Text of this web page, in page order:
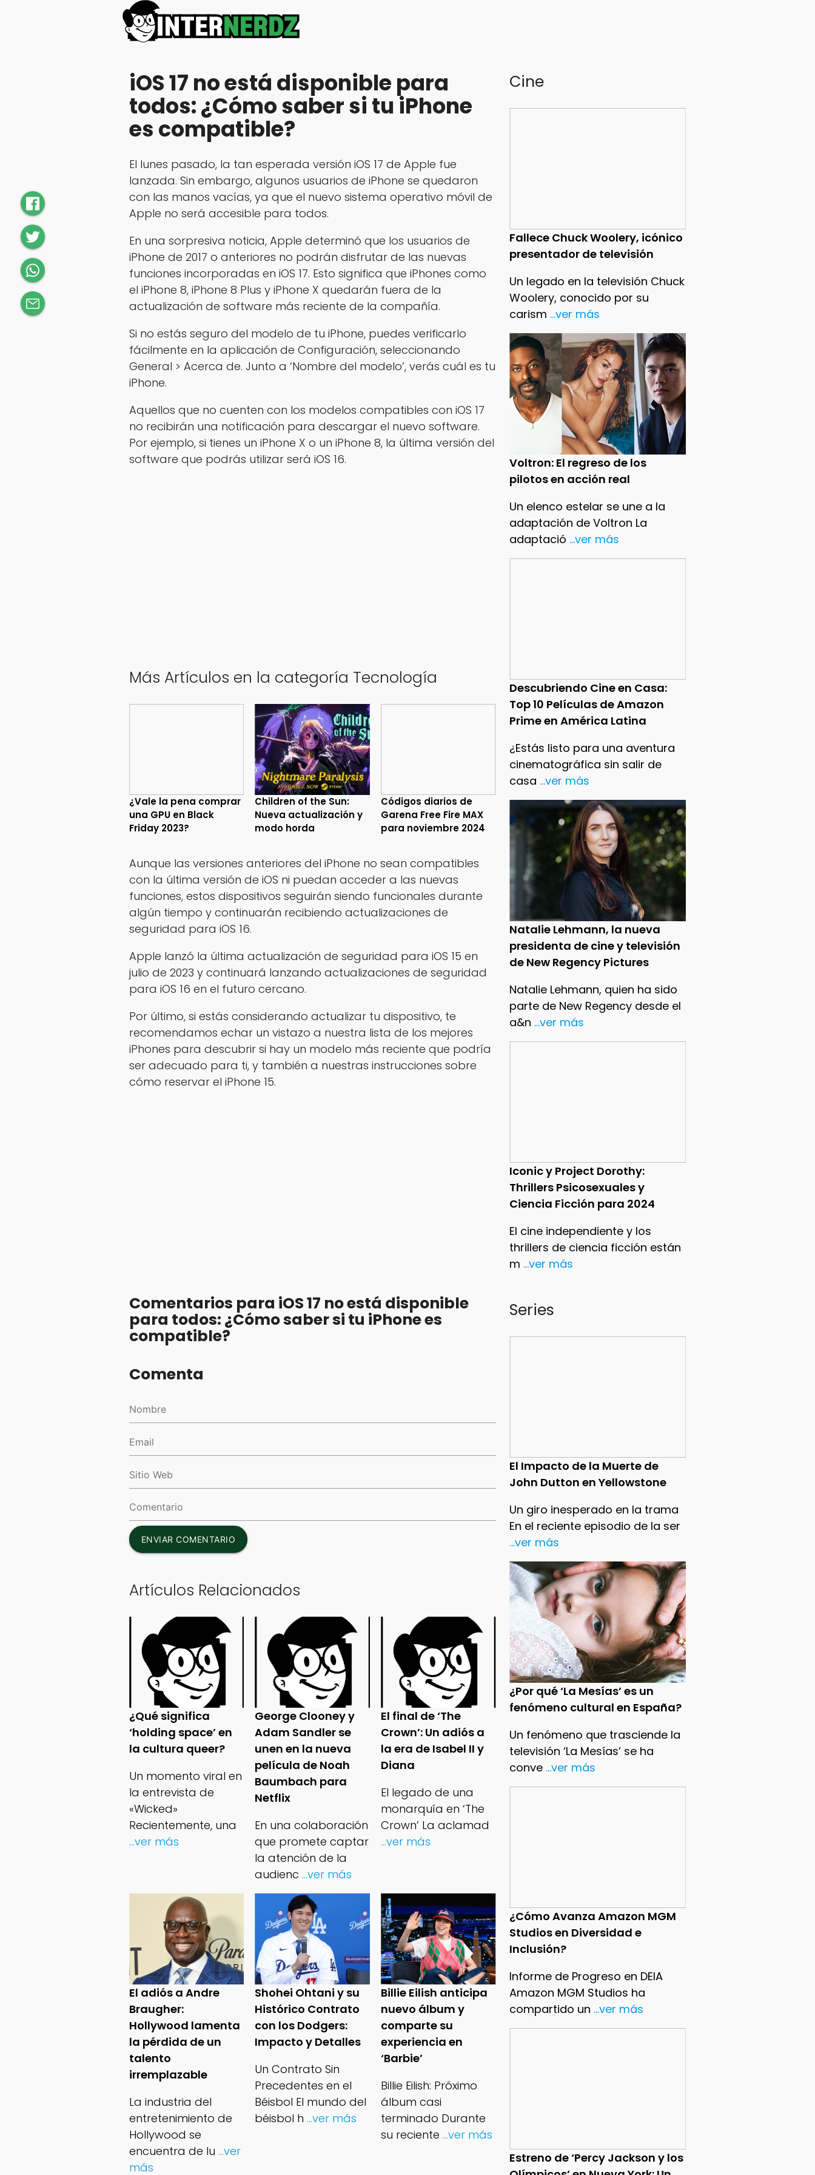
Cine
Fallece Chuck Woolery, icónico
presentador de televisión
Un legado en la televisión Chuck
Woolery, conocido por su
carism ...ver más
Voltron: El regreso de los
pilotos en acción real
Un elenco estelar se une a la
adaptación de Voltron La
adaptació ...ver más
Descubriendo Cine en Casa:
Top 10 Películas de Amazon
Prime en América Latina
¿Estás listo para una aventura
cinematográfica sin salir de
casa ...ver más
Natalie Lehmann, la nueva
presidenta de cine y televisión
de New Regency Pictures
Natalie Lehmann, quien ha sido
parte de New Regency desde el
a&n ...ver más
Iconic y Project Dorothy:
Thrillers Psicosexuales y
Ciencia Ficción para 2024
El cine independiente y los
thrillers de ciencia ficción están
m ...ver más
Series
El Impacto de la Muerte de
John Dutton en Yellowstone
Un giro inesperado en la trama
En el reciente episodio de la ser
...ver más
¿Por qué ‘La Mesías’ es un
fenómeno cultural en España?
Un fenómeno que trasciende la
televisión ‘La Mesías’ se ha
conve ...ver más
¿Cómo Avanza Amazon MGM
Studios en Diversidad e
Inclusión?
Informe de Progreso en DEIA
Amazon MGM Studios ha
compartido un ...ver más
Estreno de ‘Percy Jackson y los
iOS 17 no está disponible para
todos: ¿Cómo saber si tu iPhone
es compatible?
El lunes pasado, la tan esperada versión iOS 17 de Apple fue
lanzada. Sin embargo, algunos usuarios de iPhone se quedaron
con las manos vacías, ya que el nuevo sistema operativo móvil de
Apple no será accesible para todos.
En una sorpresiva noticia, Apple determinó que los usuarios de
iPhone de 2017 o anteriores no podrán disfrutar de las nuevas
funciones incorporadas en iOS 17. Esto significa que iPhones como
el iPhone 8, iPhone 8 Plus y iPhone X quedarán fuera de la
actualización de software más reciente de la compañía.
Si no estás seguro del modelo de tu iPhone, puedes verificarlo
fácilmente en la aplicación de Configuración, seleccionando
General > Acerca de. Junto a ‘Nombre del modelo’, verás cuál es tu
iPhone.
Aquellos que no cuenten con los modelos compatibles con iOS 17
no recibirán una notificación para descargar el nuevo software.
Por ejemplo, si tienes un iPhone X o un iPhone 8, la última versión del
software que podrás utilizar será iOS 16.
Más Artículos en la categoría Tecnología
¿Vale la pena comprar
una GPU en Black
Friday 2023?
Children of the Sun:
Nueva actualización y
modo horda
Códigos diarios de
Garena Free Fire MAX
para noviembre 2024
Aunque las versiones anteriores del iPhone no sean compatibles
con la última versión de iOS ni puedan acceder a las nuevas
funciones, estos dispositivos seguirán siendo funcionales durante
algún tiempo y continuarán recibiendo actualizaciones de
seguridad para iOS 16.
Apple lanzó la última actualización de seguridad para iOS 15 en
julio de 2023 y continuará lanzando actualizaciones de seguridad
para iOS 16 en el futuro cercano.
Por último, si estás considerando actualizar tu dispositivo, te
recomendamos echar un vistazo a nuestra lista de los mejores
iPhones para descubrir si hay un modelo más reciente que podría
ser adecuado para ti, y también a nuestras instrucciones sobre
cómo reservar el iPhone 15.
Comentarios para iOS 17 no está disponible
para todos: ¿Cómo saber si tu iPhone es
compatible?
Comenta
ENVIAR COMENTARIO
Artículos Relacionados
¿Qué significa
‘holding space’ en
la cultura queer?
Un momento viral en
la entrevista de
«Wicked»
Recientemente, una
...ver más
George Clooney y
Adam Sandler se
unen en la nueva
película de Noah
Baumbach para
Netflix
En una colaboración
que promete captar
la atención de la
audienc ...ver más
El final de ‘The
Crown’: Un adiós a
la era de Isabel II y
Diana
El legado de una
monarquía en ‘The
Crown’ La aclamad
...ver más
El adiós a Andre
Braugher:
Hollywood lamenta
la pérdida de un
talento
irremplazable
La industria del
entretenimiento de
Hollywood se
encuentra de lu ...ver
más
Shohei Ohtani y su
Histórico Contrato
con los Dodgers:
Impacto y Detalles
Un Contrato Sin
Precedentes en el
Béisbol El mundo del
béisbol h ...ver más
Billie Eilish anticipa
nuevo álbum y
comparte su
experiencia en
‘Barbie’
Billie Eilish: Próximo
álbum casi
terminado Durante
su reciente...ver más